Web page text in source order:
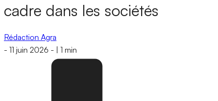
cadre dans les sociétés
Rédaction Agra
- 11 juin 2026 - 1 min